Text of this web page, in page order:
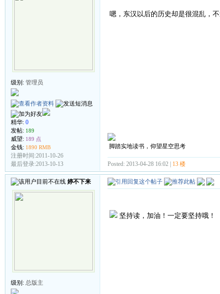
级别: 管理员
精华: 0
发帖: 189
威望: 189 点
金钱: 1890 RMB
注册时间:2011-10-26
最后登录:2013-10-13
嗯，东汉以后的历史却是很混乱，
脚踏实地读书，仰望星空思考
Posted: 2013-04-28 16:02 | 13 楼
婷不下来
级别: 总版主
坚持读，加油！一定要坚持哦！